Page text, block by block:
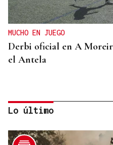
MUCHO EN JUEGO
Derbi oficial en A
el Antela
Lo último